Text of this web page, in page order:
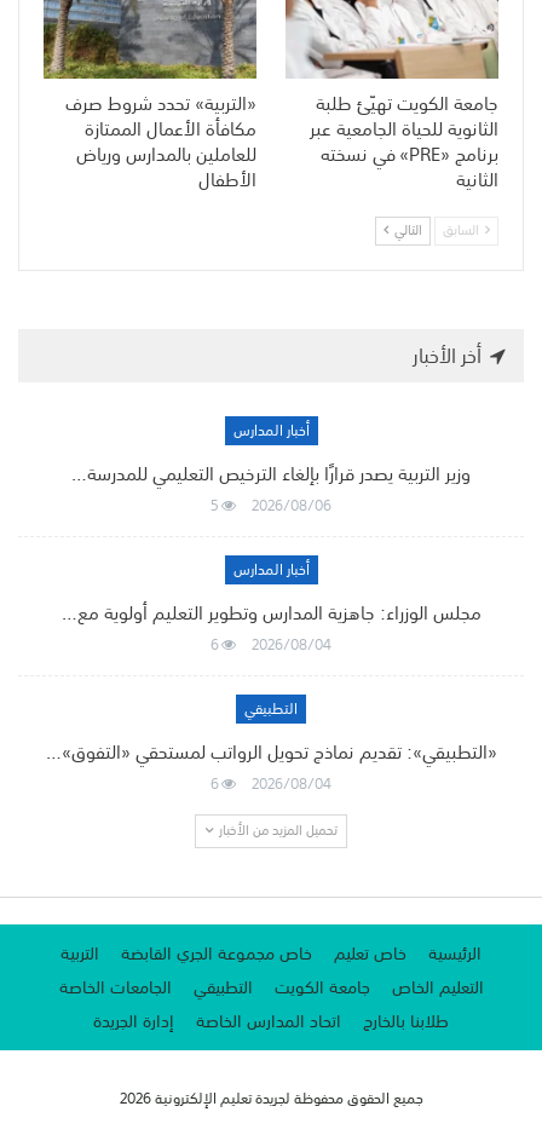
جامعة الكويت تهيّئ طلبة
الثانوية للحياة الجامعية عبر
برنامج «PRE» في نسخته
الثانية
«التربية» تحدد شروط صرف
مكافأة الأعمال الممتازة
للعاملين بالمدارس ورياض
الأطفال
السابق التالي
أخر الأخبار
أخبار المدارس
وزير التربية يصدر قرارًا بإلغاء الترخيص التعليمي للمدرسة…
2026/08/06
5
أخبار المدارس
مجلس الوزراء: جاهزية المدارس وتطوير التعليم أولوية مع…
2026/08/04
6
التطبيقي
«التطبيقي»: تقديم نماذج تحويل الرواتب لمستحقي «التفوق»…
2026/08/04
6
تحميل المزيد من الأخبار
الرئيسية خاص تعليم خاص مجموعة الجري القابضة
التربية
التعليم الخاص
جامعة الكويت التطبيقي
الجامعات الخاصة
طلابنا بالخارج
اتحاد المدارس الخاصة إدارة الجريدة
جميع الحقوق محفوظة لجريدة تعليم الإلكترونية 2026